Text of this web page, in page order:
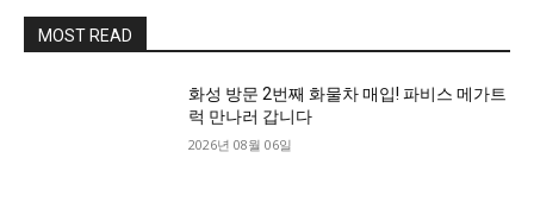
MOST READ
화성 방문 2번째 화물차 매입! 파비스 메가트
럭 만나러 갑니다
2026년 08월 06일